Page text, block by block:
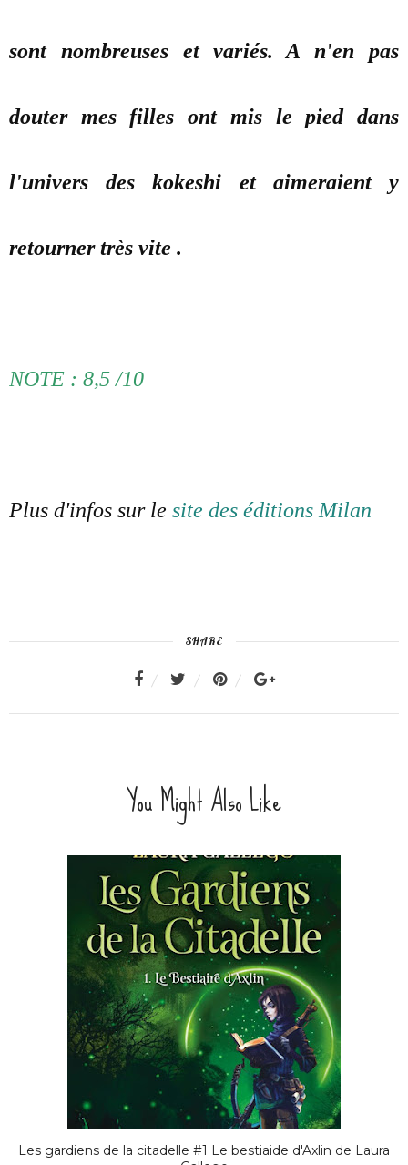
sont nombreuses et variés. A n'en pas
douter mes filles ont mis le pied dans
l'univers des kokeshi et aimeraient y
retourner très vite .
NOTE : 8,5 /10
Plus d'infos sur le site des éditions Milan
SHARE
You Might Also Like
Les gardiens de la citadelle #1 Le bestiaide d'Axlin de Laura